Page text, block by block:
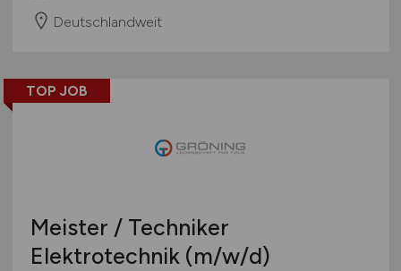
Deutschlandweit
TOP JOB
Meister / Techniker
Elektrotechnik (m/w/d)